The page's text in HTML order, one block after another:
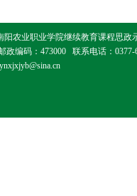
农业职业学院继续教育课程思政
编码：473000 联系电话：0377-